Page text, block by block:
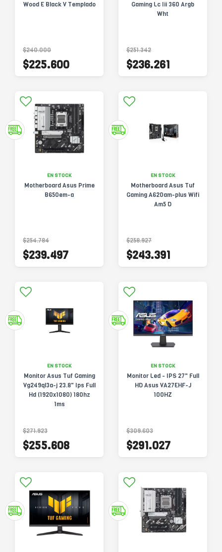
Wood E Black V Templado
$240.000
$225.600
Gaming Lc Iii 360 Argb
Wht
$251.342
$236.261
EN STOCK
Motherboard Asus Prime
B650em-a
$254.784
$239.497
EN STOCK
Motherboard Asus Tuf
Gaming A620am-plus Wifi
Am5 D
$258.927
$243.391
EN STOCK
Monitor Asus Tuf Gaming
Vg249ql3a-j 23.8" Ips Full
Hd (1920x1080) 180hz
1ms
$271.923
$255.608
EN STOCK
Monitor Led - IPS 27" Full
HD Asus VA27EHF-J
100HZ
$309.603
$291.027